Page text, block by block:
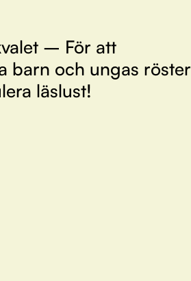
– För att
barn och ungas röster
läslust!